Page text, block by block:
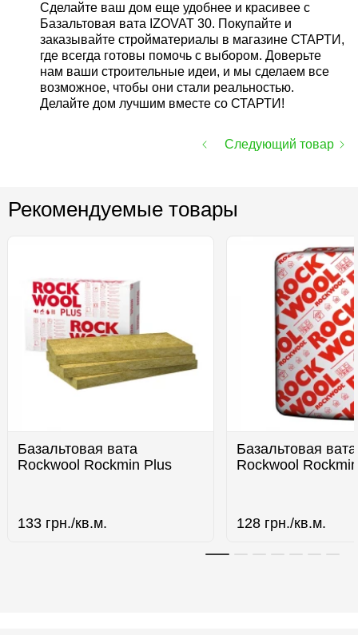
Сделайте ваш дом еще удобнее и красивее с
Базальтовая вата IZOVAT 30. Покупайте и
заказывайте стройматериалы в магазине СТАРТИ,
где всегда готовы помочь с выбором. Доверьте
нам ваши строительные идеи, и мы сделаем все
возможное, чтобы они стали реальностью.
Делайте дом лучшим вместе со СТАРТИ!
Следующий товар
Рекомендуемые товары
Базальтовая вата
Rockwool Rockmin Plus
133 грн./кв.м.
Базальтовая вата
Rockwool
128 грн./кв.м.